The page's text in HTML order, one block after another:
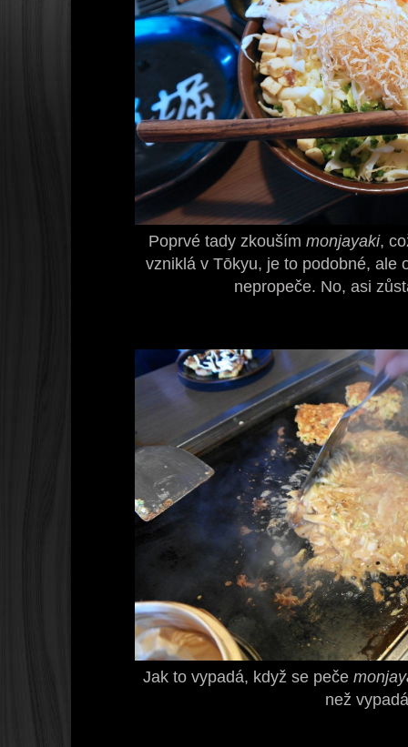
Poprvé tady zkouším monjayaki,
vzniklá v Tōkyu, je to podobné, ale
nepropeče. No, asi
Jak to vypadá, když se peče
než